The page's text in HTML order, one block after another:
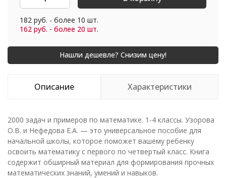
182 руб. - более 10 шт.
162 руб. - более 20 шт.
Описание Характеристики
2000 задач и примеров по математике. 1-4 классы. Узорова
О.В. и Нефедова Е.А. — это универсальное пособие для
начальной школы, которое поможет вашему ребенку
освоить математику с первого по четвертый класс. Книга
содержит обширный материал для формирования прочных
математических знаний, умений и навыков.